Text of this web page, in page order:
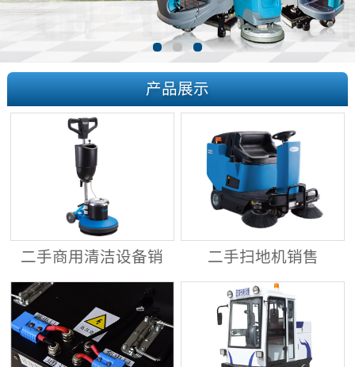
产品展示
二手商用清洁设备销
二手扫地机销售